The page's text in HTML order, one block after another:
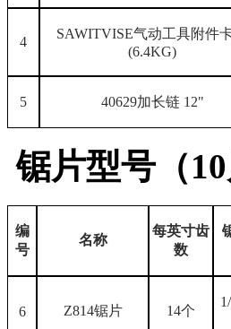
4
SAWITVISE气动工具附件
(6.4KG)
5 40629加长链 12"
锯片型号（
编
号
名称
每英寸齿
数
6 Z814锯片 14个